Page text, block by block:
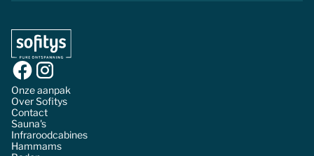
Onze aanpak
Over Sofitys
Contact
Sauna's
Infraroodcabines
Hammams